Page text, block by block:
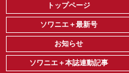
トップページ
ソワニエ＋最新号
お知らせ
ソワニエ＋本誌連動記事